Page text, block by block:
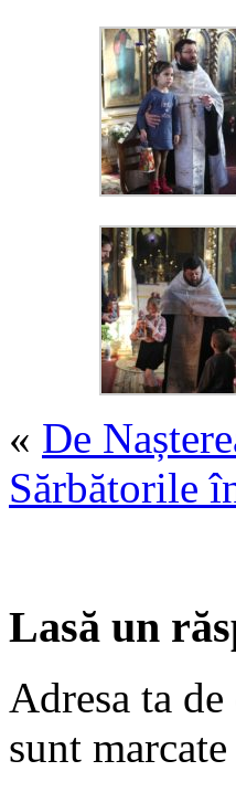
« De
Sărbătorile
Lasă un
Adresa ta
sunt